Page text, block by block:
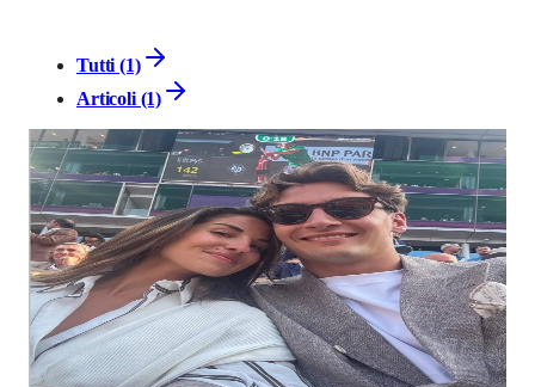
Tutti (1)
Articoli (1)